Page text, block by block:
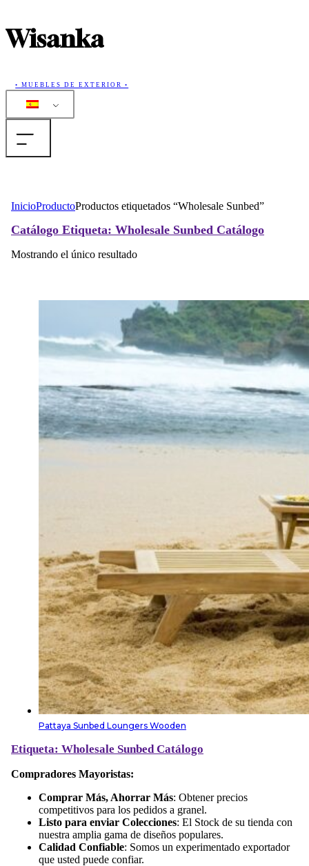
Wisanka
• MUEBLES DE EXTERIOR •
Productos
Inspiraciones
Póngase En Contacto
Con Nosotros
Proyectos
Materiales
Preguntas frecuentes
InicioProductoProductos etiquetados “Wholesale Sunbed”
Catálogo Etiqueta: Wholesale Sunbed Catálogo
Mostrando el único resultado
Pattaya Sunbed Loungers Wooden
Etiqueta: Wholesale SunbedCatálogo
Compradores Mayoristas:
Comprar Más, Ahorrar Más: Obtener precios
competitivos para los pedidos a granel.
Listo para enviar Colecciones: El Stock de su tienda con
nuestra amplia gama de diseños populares.
Calidad Confiable: Somos un experimentado exportador
que usted puede confiar.